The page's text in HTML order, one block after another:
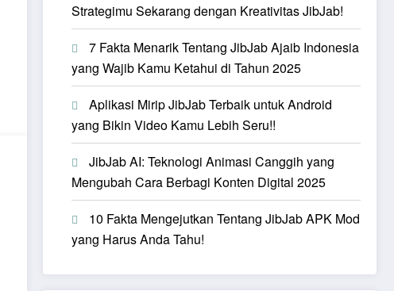
Strategimu Sekarang dengan Kreativitas JibJab!
7 Fakta Menarik Tentang JibJab Ajaib Indonesia
yang Wajib Kamu Ketahui di Tahun 2025
Aplikasi Mirip JibJab Terbaik untuk Android
yang Bikin Video Kamu Lebih Seru!!
JibJab AI: Teknologi Animasi Canggih yang
Mengubah Cara Berbagi Konten Digital 2025
10 Fakta Mengejutkan Tentang JibJab APK Mod
yang Harus Anda Tahu!